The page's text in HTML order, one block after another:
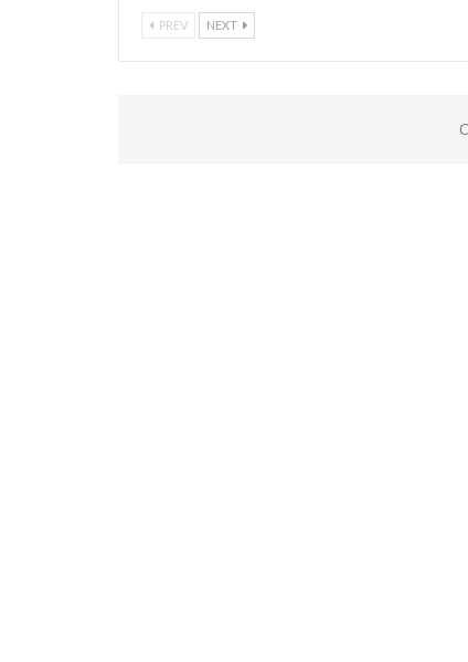
PREV NEXT